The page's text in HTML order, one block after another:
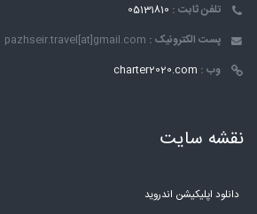
تلفن ثابت : 05131810
پست الکترونیک : pazhseir.travel[at]gmail.com
وب : charter2020.com
نقشه سایت
دانلود اپلیکیشن اندروید